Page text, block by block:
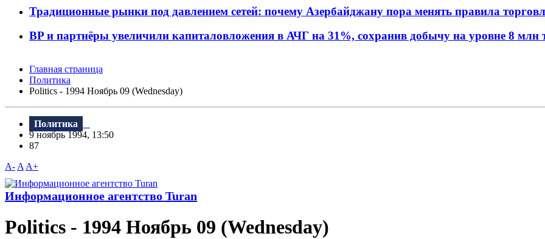
Традиционные рынки под давлением сетей: почему Азербайджану пора менять правила
BP и партнёры увеличили капиталовложения в АЧГ на 31%, сохранив добычу на уровне 8 млн
Главная страница
Политика
Politics - 1994 Ноябрь 09 (Wednesday)
Политика
9 ноябрь 1994, 13:50
87
A- A A+
Информационное агентство Turan
Politics - 1994 Ноябрь 09 (Wednesday)